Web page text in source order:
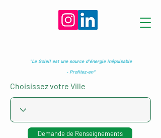
"Le Soleil est une source d’énergie inépuisable
- Profitez-en"
Choisissez votre Ville
Demande de Renseignements